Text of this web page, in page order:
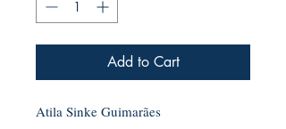
Add to Cart
Atila Sinke Guimarães